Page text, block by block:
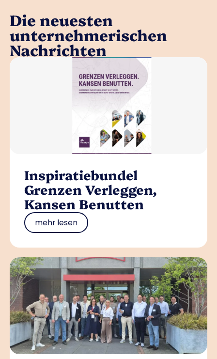
Die neuesten
unternehmerischen
Nachrichten
Inspiratiebundel
Grenzen Verleggen,
Kansen Benutten
mehr lesen